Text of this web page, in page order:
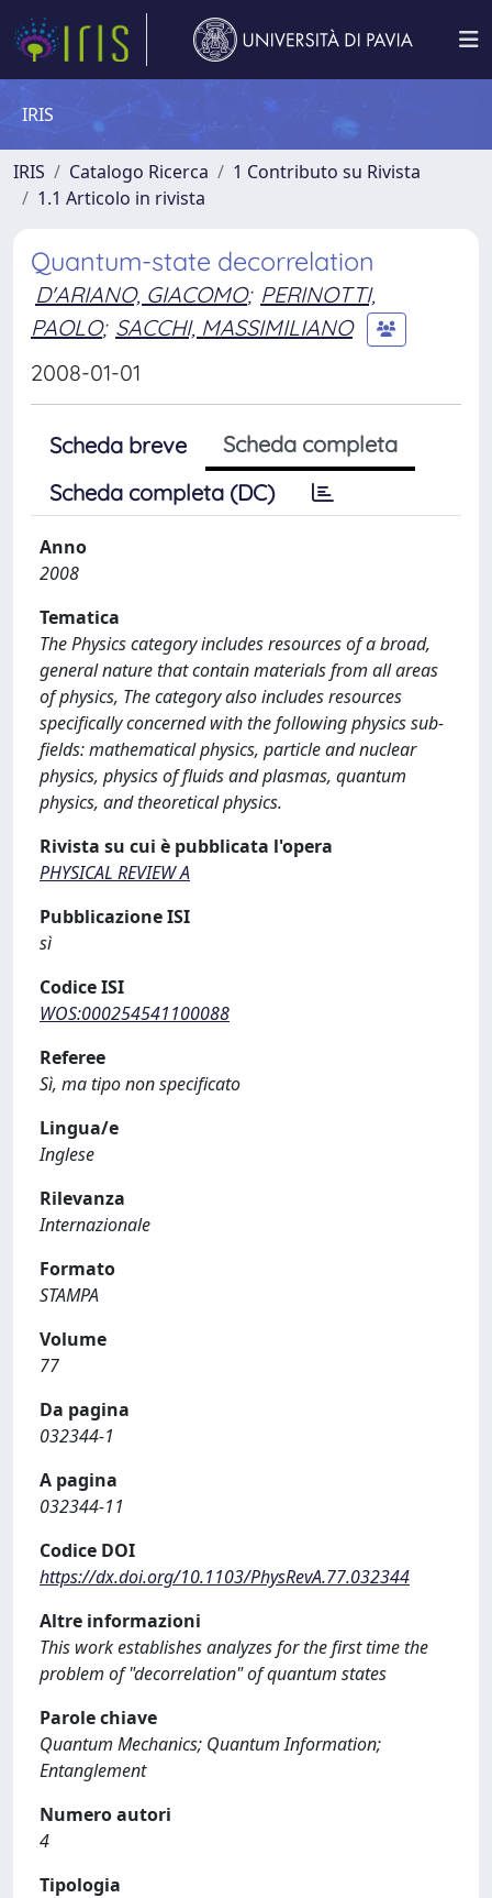
IRIS
IRIS Catalogo Ricerca
1 Contributo su Rivista
1.1 Articolo in rivista
Quantum-state decorrelation
D'ARIANO, GIACOMO; PERINOTTI,
PAOLO; SACCHI, MASSIMILIANO
2008-01-01
Scheda breve
Scheda completa
Scheda completa (DC)
Anno
2008
Tematica
The Physics category includes resources of a broad,
general nature that contain materials from all areas
of physics, The category also includes resources
specifically concerned with the following physics sub-
fields: mathematical physics, particle and nuclear
physics, physics of fluids and plasmas, quantum
physics, and theoretical physics.
Rivista su cui è pubblicata l'opera
PHYSICAL REVIEW A
Pubblicazione ISI
sì
Codice ISI
WOS:000254541100088
Referee
Sì, ma tipo non specificato
Lingua/e
Inglese
Rilevanza
Internazionale
Formato
STAMPA
Volume
77
Da pagina
032344-1
A pagina
032344-11
Codice DOI
https://dx.doi.org/10.1103/PhysRevA.77.032344
Altre informazioni
This work establishes analyzes for the first time the
problem of "decorrelation" of quantum states
Parole chiave
Quantum Mechanics; Quantum Information;
Entanglement
Numero autori
4
Tipologia